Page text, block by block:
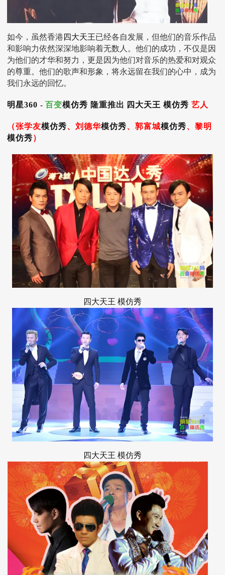
如今，虽然香港 四大天王已经各自发展，但他们的音乐作品
和影响力依然深深地影响着无数人。他们的成功，不仅是因
为他们的才华和努力，更是因为他们对音乐的热爱和对观众
的尊重。他们的歌声和形象，将永远留在我们的心中，成为
我们永远的回忆。
明星360 - 百变模仿秀 隆重推出 四大天王 模仿秀 艺人
（张学友模仿秀、刘德华模仿秀、郭富城模仿秀、黎明
模仿秀）
四大天王 模仿秀
四大天王 模仿秀